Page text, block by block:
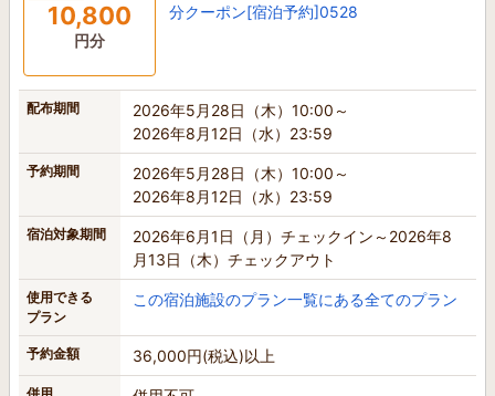
10,800
円分
分クーポン[宿泊予約]0528
配布期間
2026年5月28日（木）10:00～
2026年8月12日（水）23:59
予約期間
2026年5月28日（木）10:00～
2026年8月12日（水）23:59
宿泊対象期間
2026年6月1日（月）チェックイン～2026年8
月13日（木）チェックアウト
使用できる
プラン
この宿泊施設のプラン一覧にある全てのプラン
予約金額 36,000円(税込)以上